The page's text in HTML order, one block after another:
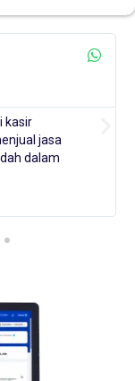
kasir
jasa
dalam